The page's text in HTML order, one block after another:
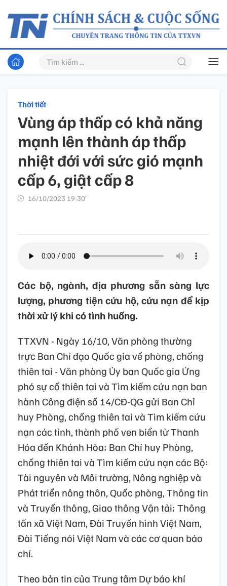
Thời tiết
Vùng áp thấp có khả năng
mạnh lên thành áp thấp
nhiệt đới với sức gió mạnh
cấp 6, giật cấp 8
16/10/2023 19:30’
Các bộ, ngành, địa phương sẵn sàng lực
lượng, phương tiện cứu hộ, cứu nạn để kịp
thời xử lý khi có tình huống.
TTXVN - Ngày 16/10, Văn phòng thường
trực Ban Chỉ đạo Quốc gia về phòng, chống
thiên tai - Văn phòng Ủy ban Quốc gia Ứng
phó sự cố thiên tai và Tìm kiếm cứu nạn ban
hành Công điện số 14/CĐ-QG gửi Ban Chỉ
huy Phòng, chống thiên tai và Tìm kiếm cứu
nạn các tỉnh, thành phố ven biển từ Thanh
Hóa đến Khánh Hòa; Ban Chỉ huy Phòng,
chống thiên tai và Tìm kiếm cứu nạn các Bộ:
Tài nguyên và Môi trường, Nông nghiệp và
Phát triển nông thôn, Quốc phòng, Thông tin
và Truyền thông, Giao thông Vận tải; Thông
tấn xã Việt Nam, Đài Truyền hình Việt Nam,
Đài Tiếng nói Việt Nam và các cơ quan báo
chí.
Theo bản tin của Trung tâm Dự báo khí